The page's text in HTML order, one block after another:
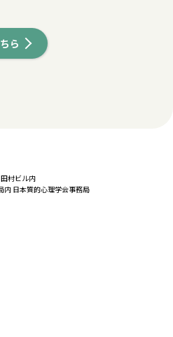
ら
村ビル内
内 日本質的心理学会事務局